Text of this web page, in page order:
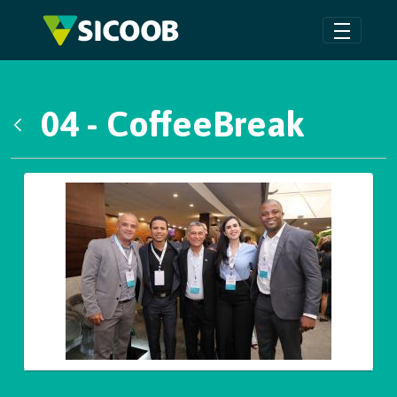
Pular para o Conteúdo principal
04 - CoffeeBreak
Galeria de Mídias